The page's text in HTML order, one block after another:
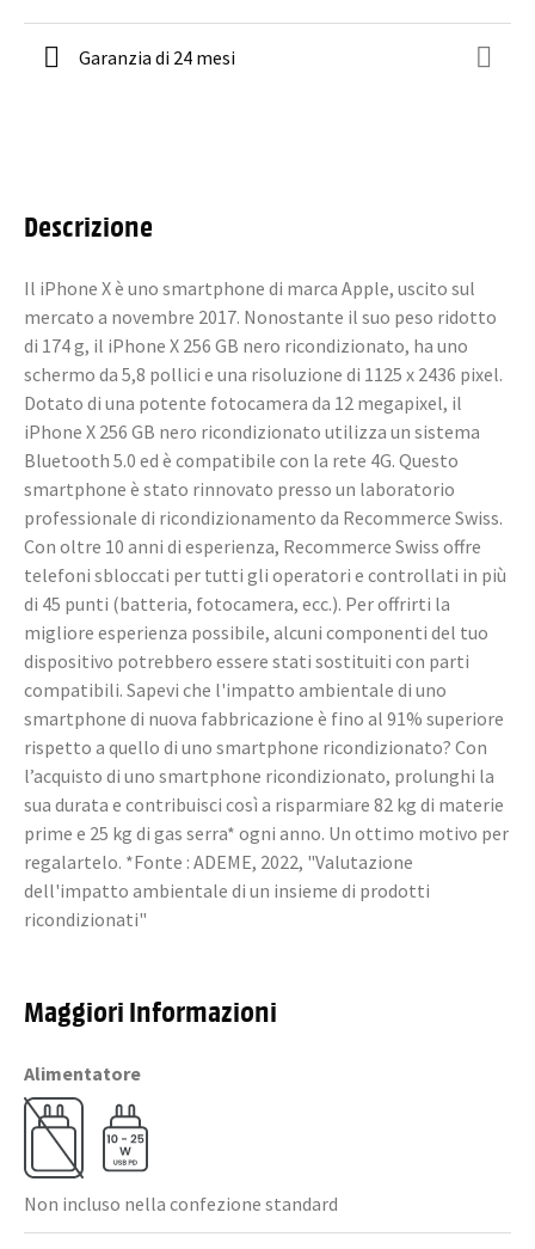
Garanzia di 24 mesi
Descrizione
Il iPhone X è uno smartphone di marca Apple, uscito sul
mercato a novembre 2017. Nonostante il suo peso ridotto
di 174 g, il iPhone X 256 GB nero ricondizionato, ha uno
schermo da 5,8 pollici e una risoluzione di 1125 x 2436 pixel.
Dotato di una potente fotocamera da 12 megapixel, il
iPhone X 256 GB nero ricondizionato utilizza un sistema
Bluetooth 5.0 ed è compatibile con la rete 4G. Questo
smartphone è stato rinnovato presso un laboratorio
professionale di ricondizionamento da Recommerce Swiss.
Con oltre 10 anni di esperienza, Recommerce Swiss offre
telefoni sbloccati per tutti gli operatori e controllati in più
di 45 punti (batteria, fotocamera, ecc.). Per offrirti la
migliore esperienza possibile, alcuni componenti del tuo
dispositivo potrebbero essere stati sostituiti con parti
compatibili. Sapevi che l'impatto ambientale di uno
smartphone di nuova fabbricazione è fino al 91% superiore
rispetto a quello di uno smartphone ricondizionato? Con
l’acquisto di uno smartphone ricondizionato, prolunghi la
sua durata e contribuisci così a risparmiare 82 kg di materie
prime e 25 kg di gas serra* ogni anno. Un ottimo motivo per
regalartelo. *Fonte : ADEME, 2022, "Valutazione
dell'impatto ambientale di un insieme di prodotti
ricondizionati"
Maggiori Informazioni
Alimentatore
Non incluso nella confezione standard